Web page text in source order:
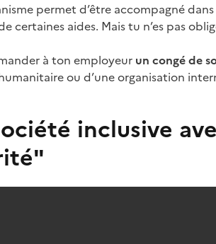
permet d’être accompagné
certaines aides. Mais tu n’es pas
à ton employeur un congé de
ou d’une organisation
inclusive